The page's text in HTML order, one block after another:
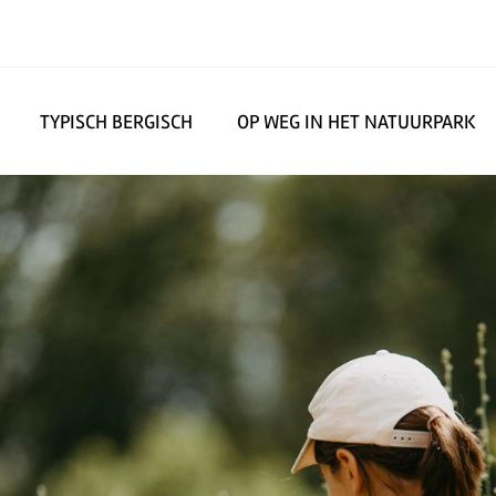
TYPISCH BERGISCH OP WEG IN HET NATUURPARK